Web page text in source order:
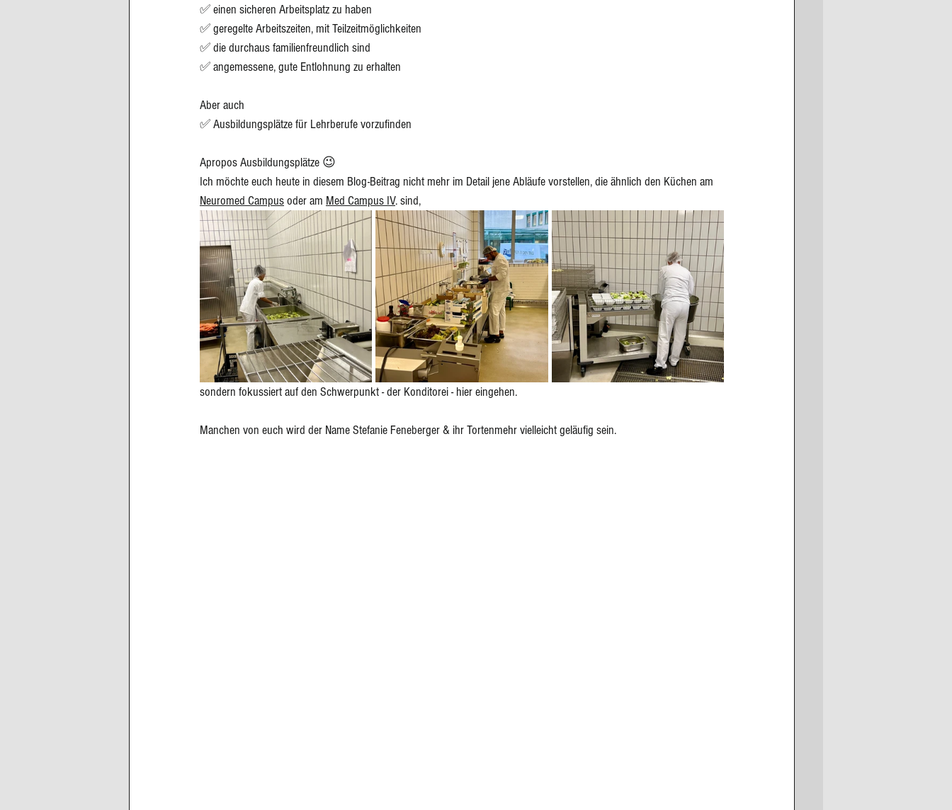
✅ einen sicheren Arbeitsplatz zu haben
✅ geregelte Arbeitszeiten, mit Teilzeitmöglichkeiten
✅ die durchaus familienfreundlich sind
✅ angemessene, gute Entlohnung zu erhalten
Aber auch
✅ Ausbildungsplätze für Lehrberufe vorzufinden
Apropos Ausbildungsplätze 😉
Ich möchte euch heute in diesem Blog-Beitrag nicht mehr im Detail jene Abläufe vorstellen, die ähnlich den Küchen am
Neuromed Campus oder am Med Campus IV. sind,
sondern fokussiert auf den Schwerpunkt - der Konditorei - hier eingehen.
Manchen von euch wird der Name Stefanie Feneberger & ihr Tortenmehr vielleicht geläufig sein.